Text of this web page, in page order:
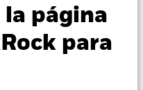
la página
para
UCITS